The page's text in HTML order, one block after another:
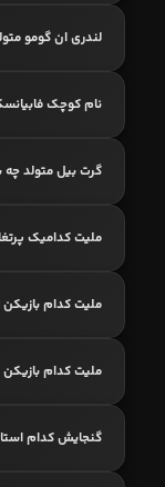
لندری ان گومو
نام کوچک
گرت بیل متولد
ملیت کدامیک
ملیت کدام
ملیت کدام
گنجایش کدام